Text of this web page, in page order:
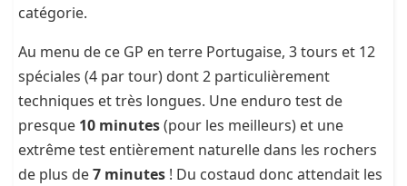
catégorie.
Au menu de ce GP en terre Portugaise, 3 tours et 12
spéciales (4 par tour) dont 2 particulièrement
techniques et très longues. Une enduro test de
presque 10 minutes(pour les meilleurs) et une
extrême test entièrement naturelle dans les rochers
de plus de7 minutes ! Du costaud donc attendait les